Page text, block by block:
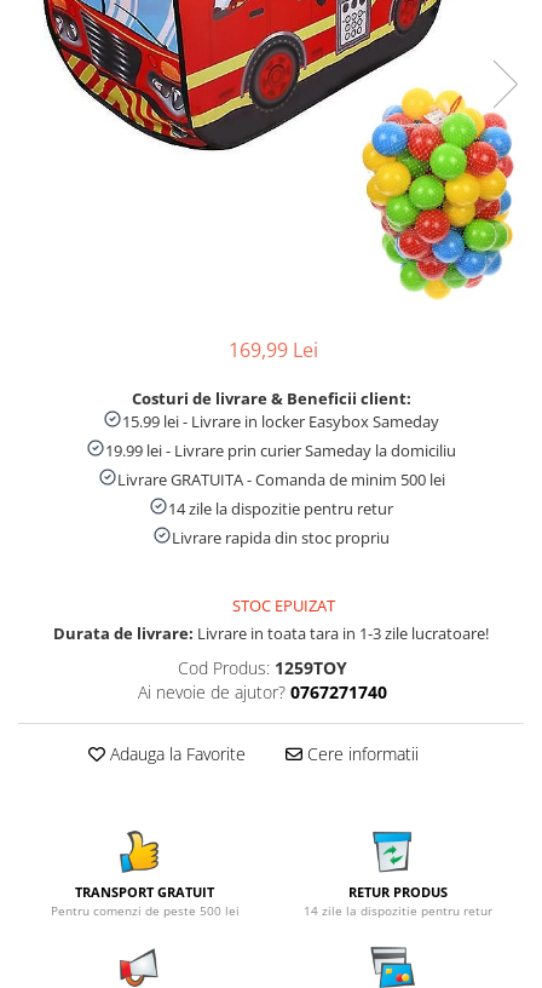
Tablite educative
169,99 Lei
Costuri de livrare & Beneficii client:
15.99 lei - Livrare in locker Easybox Sameday
19.99 lei - Livrare prin curier Sameday la domiciliu
Livrare GRATUITA - Comanda de minim 500 lei
14 zile la dispozitie pentru retur
Livrare rapida din stoc propriu
STOC EPUIZAT
Durata de livrare: Livrare in toata tara in 1-3 zile lucratoare!
Cod Produs: 1259TOY
Ai nevoie de ajutor? 0767271740
Adauga la Favorite Cere informatii
TRANSPORT GRATUIT
Pentru comenzi de peste 500 lei
RETUR PRODUS
14 zile la dispozitie pentru retur